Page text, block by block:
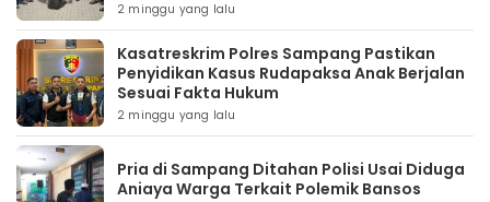
2 minggu yang lalu
Kasatreskrim Polres Sampang Pastikan
Penyidikan Kasus Rudapaksa Anak Berjalan
Sesuai Fakta Hukum
2 minggu yang lalu
Pria di Sampang Ditahan Polisi Usai Diduga
Aniaya Warga Terkait Polemik Bansos